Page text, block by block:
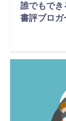
誰でもでき
書評ブロガ